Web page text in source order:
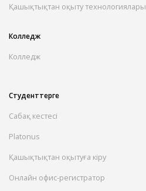
Қашықтықтан оқыту технологиялары
Колледж
Колледж
Студенттерге
Сабақ кестесі
Platonus
Қашықтықтан оқытуға кіру
Онлайн офис-регистратор